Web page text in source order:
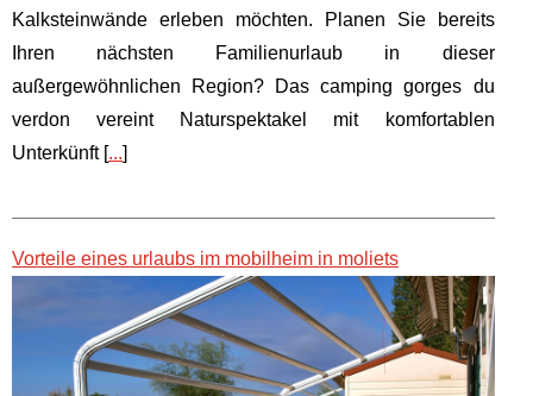
Kalksteinwände erleben möchten. Planen Sie bereits
Ihren nächsten Familienurlaub in dieser
außergewöhnlichen Region? Das camping gorges du
verdon vereint Naturspektakel mit komfortablen
Unterkünft [...]
Vorteile eines urlaubs im mobilheim in moliets